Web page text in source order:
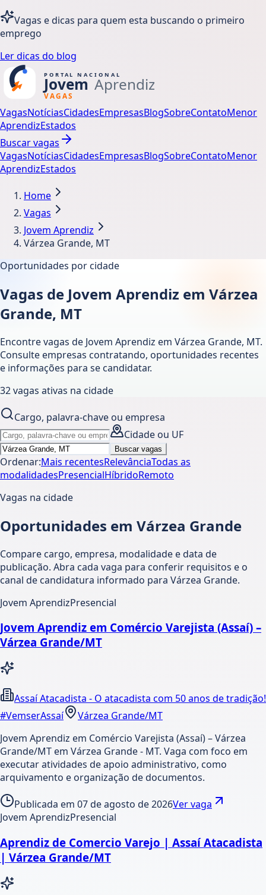
Vagas e dicas para quem esta buscando o primeiro
emprego
Ler dicas do blog
VagasNotíciasCidadesEmpresasBlogSobreContatoMenor
AprendizEstados
Buscar vagas
VagasNotíciasCidadesEmpresasBlogSobreContatoMenor
AprendizEstados
Home
Vagas
Jovem Aprendiz
Várzea Grande, MT
Oportunidades por cidade
Vagas de Jovem Aprendiz em Várzea
Grande, MT
Encontre vagas de Jovem Aprendiz em Várzea Grande, MT.
Consulte empresas contratando, oportunidades recentes
e informações para se candidatar.
32vagas ativas na cidade
Cargo, palavra-chave ou empresa
Cidade ou UF
Buscar vagas
Ordenar:Mais recentesRelevânciaTodas as
modalidadesPresencialHíbridoRemoto
Vagas na cidade
Oportunidades em Várzea Grande
Compare cargo, empresa, modalidade e data de
publicação. Abra cada vaga para conferir requisitos e o
canal de candidatura informado para Várzea Grande.
Jovem AprendizPresencial
Jovem Aprendiz em Comércio Varejista (Assaí) –
Várzea Grande/MT
Assaí Atacadista - O atacadista com 50 anos de tradição!
#VemserAssaí
Várzea Grande/MT
Jovem Aprendiz em Comércio Varejista (Assaí) – Várzea
Grande/MT em Várzea Grande - MT. Vaga com foco em
executar atividades de apoio administrativo, como
arquivamento e organização de documentos.
Publicada em 07 de agosto de 2026Ver vaga
Jovem AprendizPresencial
Aprendiz de Comercio Varejo | Assaí Atacadista
| Várzea Grande/MT